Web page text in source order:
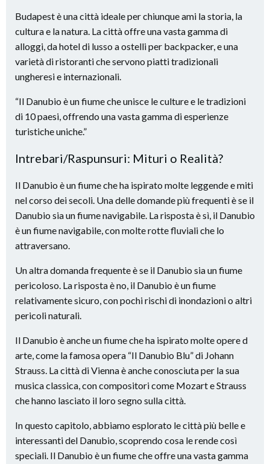
Budapest è una città ideale per chiunque ami la storia, la
cultura e la natura. La città offre una vasta gamma di
alloggi, da hotel di lusso a ostelli per backpacker, e una
varietà di ristoranti che servono piatti tradizionali
ungheresi e internazionali.
“Il Danubio è un fiume che unisce le culture e le tradizioni
di 10 paesi, offrendo una vasta gamma di esperienze
turistiche uniche.”
Intrebari/Raspunsuri: Mituri o Realità?
Il Danubio è un fiume che ha ispirato molte leggende e miti
nel corso dei secoli. Una delle domande più frequenti è se il
Danubio sia un fiume navigabile. La risposta è sì, il Danubio
è un fiume navigabile, con molte rotte fluviali che lo
attraversano.
Un altra domanda frequente è se il Danubio sia un fiume
pericoloso. La risposta è no, il Danubio è un fiume
relativamente sicuro, con pochi rischi di inondazioni o altri
pericoli naturali.
Il Danubio è anche un fiume che ha ispirato molte opere d
arte, come la famosa opera “Il Danubio Blu” di Johann
Strauss. La città di Vienna è anche conosciuta per la sua
musica classica, con compositori come Mozart e Strauss
che hanno lasciato il loro segno sulla città.
In questo capitolo, abbiamo esplorato le città più belle e
interessanti del Danubio, scoprendo cosa le rende così
speciali. Il Danubio è un fiume che offre una vasta gamma